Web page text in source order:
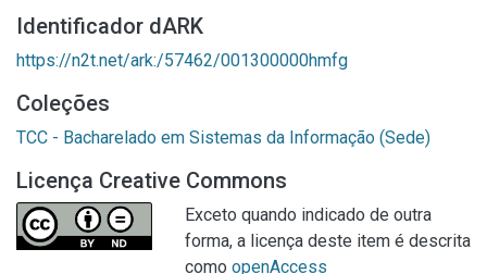
Identificador dARK
https://n2t.net/ark:/57462/001300000hmfg
Coleções
TCC - Bacharelado em Sistemas da Informação (Sede)
Licença Creative Commons
Exceto quando indicado de outra
forma, a licença deste item é descrita
como openAccess